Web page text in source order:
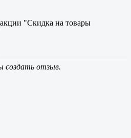
"Скидка на товары
создать отзыв.